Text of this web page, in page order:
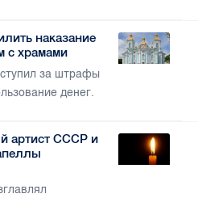
наказание
с храмами
за штрафы
денег.
артист СССР и